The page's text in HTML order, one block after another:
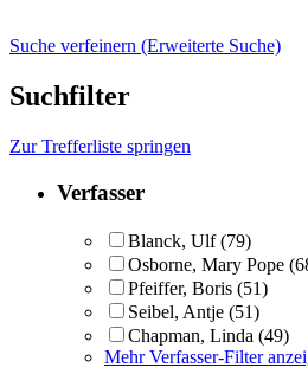
Suche verfeinern (Erweiterte Suche)
Suchfilter
Zur Trefferliste springen
Verfasser
Blanck, Ulf (79)
Osborne, Mary Pope
Pfeiffer, Boris (51)
Seibel, Antje (51)
Chapman, Linda (49)
Mehr Verfasser-Filter